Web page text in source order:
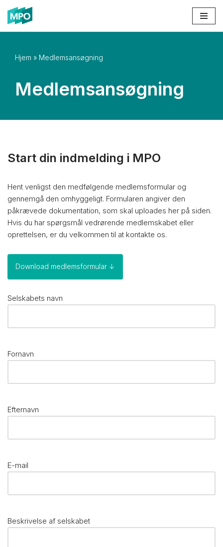
Spring
Hjem » Medlemsansøgning
Medlemsansøgning
Start din indmelding i MPO
Hent venligst den medfølgende medlemsformular og
gennemgå den omhyggeligt. Formularen angiver den
påkrævede dokumentation, som skal uploades her på siden.
Hvis du har spørgsmål vedrørende medlemskabet eller
oprettelsen, er du velkommen til at kontakte os.
Download medlemsformular ↓
Selskabets navn
Fornavn
Efternavn
E-mail
Beskrivelse af selskabet